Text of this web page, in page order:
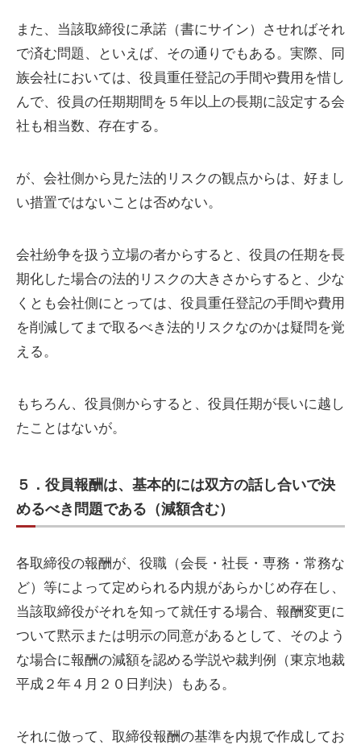
また、当該取締役に承諾（書にサイン）させればそれ
で済む問題、といえば、その通りでもある。実際、同
族会社においては、役員重任登記の手間や費用を惜し
んで、役員の任期期間を５年以上の長期に設定する会
社も相当数、存在する。
が、会社側から見た法的リスクの観点からは、好まし
い措置ではないことは否めない。
会社紛争を扱う立場の者からすると、役員の任期を長
期化した場合の法的リスクの大きさからすると、少な
くとも会社側にとっては、役員重任登記の手間や費用
を削減してまで取るべき法的リスクなのかは疑問を覚
える。
もちろん、役員側からすると、役員任期が長いに越し
たことはないが。
５．役員報酬は、基本的には双方の話し合いで決
めるべき問題である（減額含む）
各取締役の報酬が、役職（会長・社長・専務・常務な
ど）等によって定められる内規があらかじめ存在し、
当該取締役がそれを知って就任する場合、報酬変更に
ついて黙示または明示の同意があるとして、そのよう
な場合に報酬の減額を認める学説や裁判例（東京地裁
平成２年４月２０日判決）もある。
それに倣って、取締役報酬の基準を内規で作成してお